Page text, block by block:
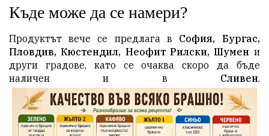
Къде може да се намери?
Продуктът вече се предлага в София, Бургас,
Пловдив, Кюстендил, Неофит Рилски, Шумен и
други градове, като се очаква скоро да бъде
наличен и в Сливен